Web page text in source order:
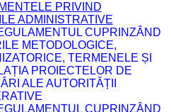
PRIVIND
ADMINISTRATIVE
CUPRINZÂND
METODOLOGICE,
TERMENELE ȘI
PROIECTELOR DE
ALE AUTORITĂȚII
CUPRINZÂND